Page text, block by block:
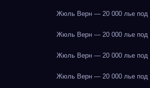
Жюль Верн — 20 000 лье под
Жюль Верн — 20 000 лье под
Жюль Верн — 20 000 лье под
Жюль Верн — 20 000 лье под